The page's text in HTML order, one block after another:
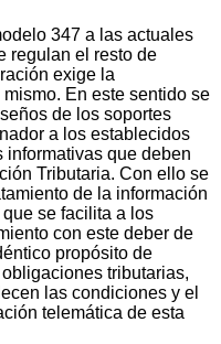
347 a las actuales
regulan el resto de
exige la
En este sentido se
de los soportes
a los establecidos
informativas que deben
Tributaria. Con ello se
de la información
se facilita a los
con este deber de
propósito de
tributarias,
las condiciones y el
telemática de esta